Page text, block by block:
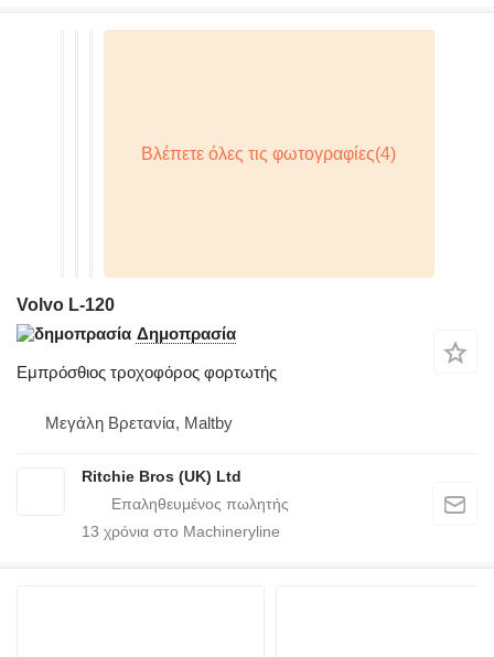
Volvo L-120
Δημοπρασία
Εμπρόσθιος τροχοφόρος φορτωτής
Μεγάλη Βρετανία, Maltby
Ritchie Bros (UK) Ltd
13 χρόνια στο Machineryline